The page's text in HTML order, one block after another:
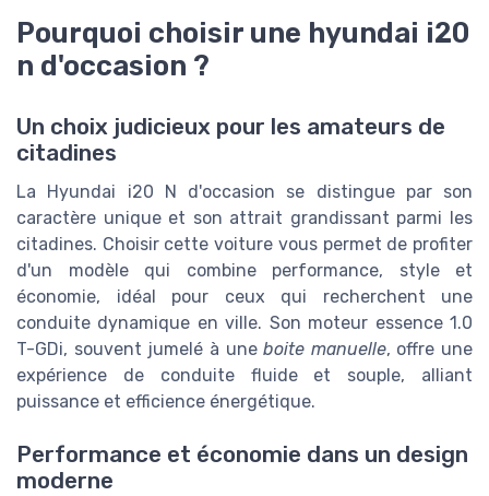
Pourquoi choisir une hyundai i20
n d'occasion ?
Un choix judicieux pour les amateurs de
citadines
La Hyundai i20 N d'occasion se distingue par son
caractère unique et son attrait grandissant parmi les
citadines. Choisir cette voiture vous permet de profiter
d'un modèle qui combine performance, style et
économie, idéal pour ceux qui recherchent une
conduite dynamique en ville. Son moteur essence 1.0
T-GDi, souvent jumelé à uneboite manuelle, offre une
expérience de conduite fluide et souple, alliant
puissance et efficience énergétique.
Performance et économie dans un design
moderne